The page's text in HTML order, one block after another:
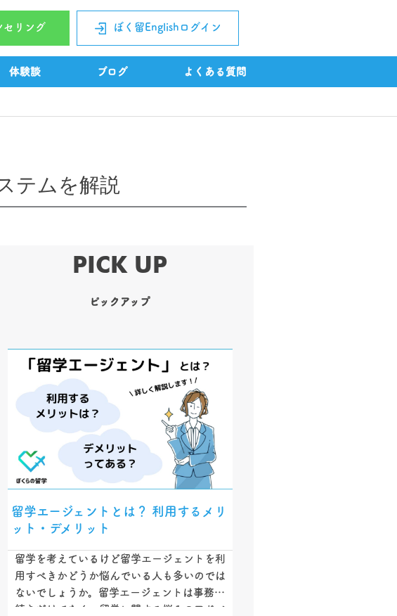
セリング ぼく留Englishログイン
体験談 ブログ よくある質問
テムを解説
PICK UP
ピックアップ
留学エージェントとは？ 利用するメリ
ット・デメリット
留学を考えているけど留学エージェントを利
用すべきかどうか悩んでいる人も多いのでは
ないでしょうか。留学エージェントは事務手
続きだけでなく、留学に関する悩みのアドバ